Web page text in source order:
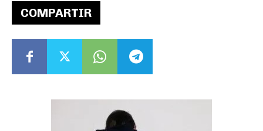
COMPARTIR